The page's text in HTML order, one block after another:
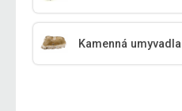
Kamenná umyvadla